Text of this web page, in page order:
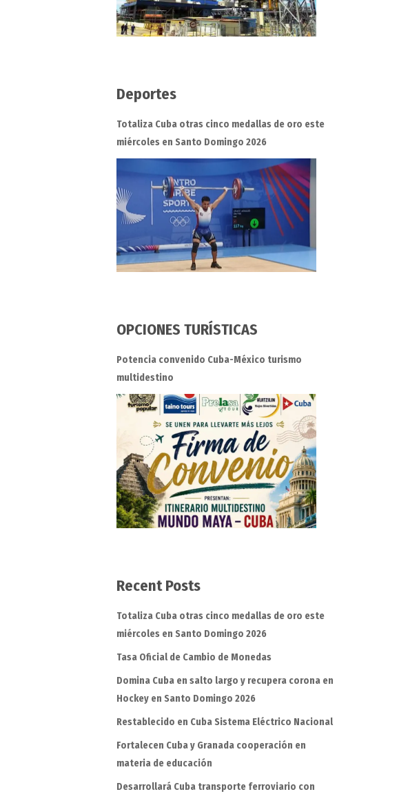
Deportes
Totaliza Cuba otras cinco medallas de oro este
miércoles en Santo Domingo 2026
OPCIONES TURÍSTICAS
Potencia convenido Cuba-México turismo
multidestino
Recent Posts
Totaliza Cuba otras cinco medallas de oro este
miércoles en Santo Domingo 2026
Tasa Oficial de Cambio de Monedas
Domina Cuba en salto largo y recupera corona en
Hockey en Santo Domingo 2026
Restablecido en Cuba Sistema Eléctrico Nacional
Fortalecen Cuba y Granada cooperación en
materia de educación
Desarrollará Cuba transporte ferroviario con